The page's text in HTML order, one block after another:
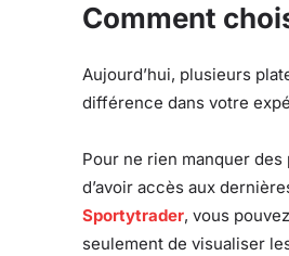
Comment
Aujourd’hui, plusieurs
différence dans votre
Pour ne rien manquer
d’avoir accès aux
Sportytrader, vous
seulement de visualiser